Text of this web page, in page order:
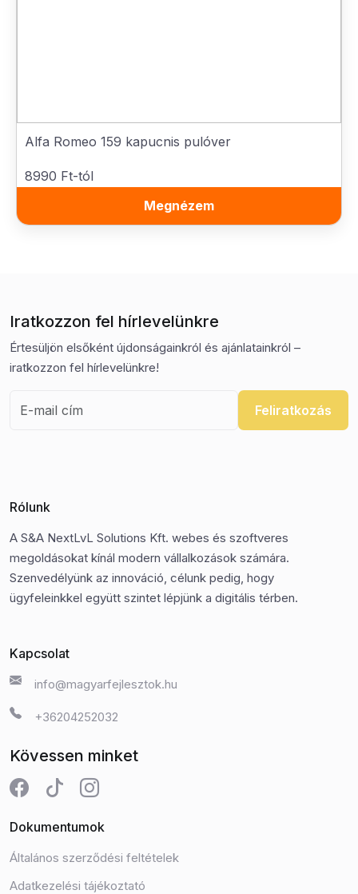
Alfa Romeo 159 kapucnis pulóver
8990 Ft-tól
Megnézem
Iratkozzon fel hírlevelünkre
Értesüljön elsőként újdonságainkról és ajánlatainkról –
iratkozzon fel hírlevelünkre!
Feliratkozás
Rólunk
A S&A NextLvL Solutions Kft. webes és szoftveres
megoldásokat kínál modern vállalkozások számára.
Szenvedélyünk az innováció, célunk pedig, hogy
ügyfeleinkkel együtt szintet lépjünk a digitális térben.
Kapcsolat
info@magyarfejlesztok.hu
+36204252032
Kövessen minket
Dokumentumok
Általános szerződési feltételek
Adatkezelési tájékoztató